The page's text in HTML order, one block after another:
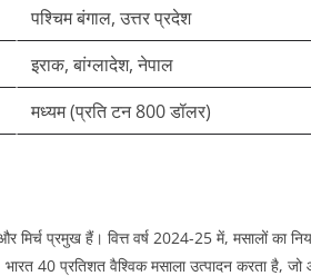
पश्चिम बंगाल, उत्तर प्रदेश
इराक, बांग्लादेश, नेपाल
मध्यम (प्रति टन 800 डॉलर)
मिर्च प्रमुख हैं। वित्त वर्ष 2024-25 में, मसालों का
40 प्रतिशत वैश्विक मसाला उत्पादन करता है,